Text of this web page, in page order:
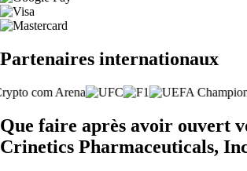
Partenaires internationaux
Que faire après avoir ouvert
Crinetics Pharmaceuticals,